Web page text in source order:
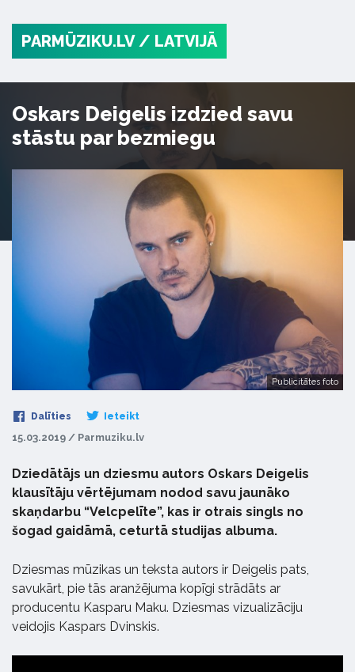
PARMŪZIKU.LV / LATVIJĀ
Oskars Deigelis izdzied savu
stāstu par bezmiegu
Publicitātes foto
Dalīties Ieteikt
15.03.2019 / Parmuziku.lv
Dziedātājs un dziesmu autors Oskars Deigelis
klausītāju vērtējumam nodod savu jaunāko
skaņdarbu “Velcpelīte”, kas ir otrais singls no
šogad gaidāmā, ceturtā studijas albuma.
Dziesmas mūzikas un teksta autors ir Deigelis pats,
savukārt, pie tās aranžējuma kopīgi strādāts ar
producentu Kasparu Maku. Dziesmas vizualizāciju
veidojis Kaspars Dvinskis.